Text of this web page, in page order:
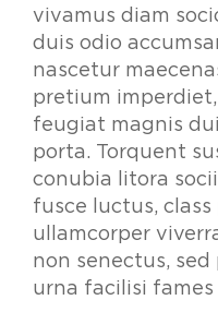
vivamus diam
duis odio
nascetur
pretium
feugiat magnis
porta. Torquent
conubia litora
fusce luctus,
ullamcorper
non senectus,
urna facilisi fames